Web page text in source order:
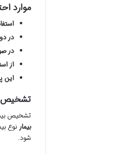
موارد
در
در
از
این
تشخیص
تشخیص
بیمار نوع
شود.